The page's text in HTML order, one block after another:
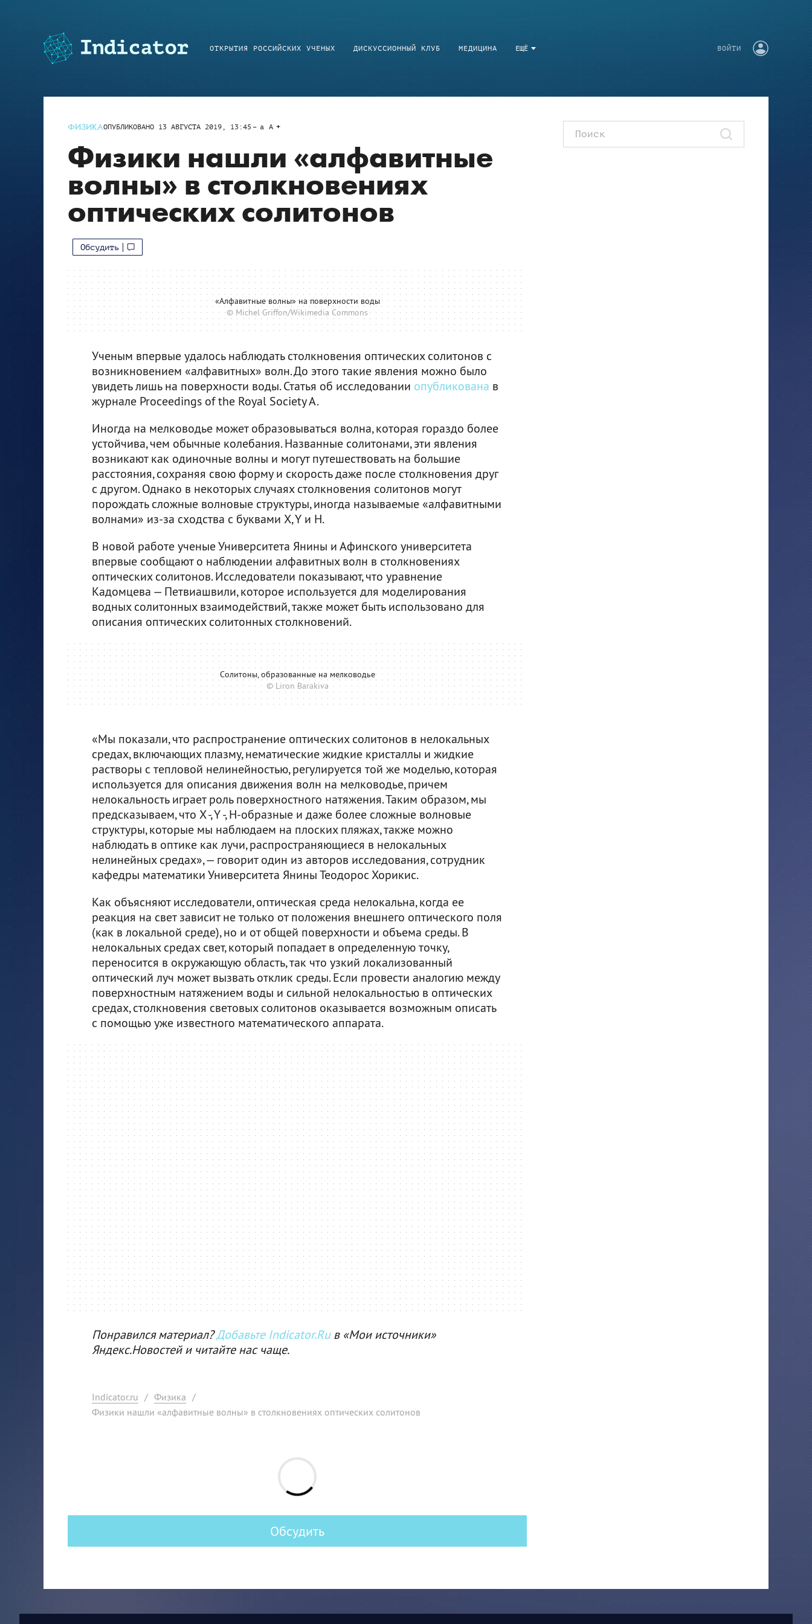
ЕЩЁ
ОТКРЫТИЯ РОССИЙСКИХ УЧЕНЫХ ДИСКУССИОННЫЙ КЛУБ МЕДИЦИНА ВОЙТИ
ФИЗИКАОПУБЛИКОВАНО 13 АВГУСТА 2019, 13:45 a A
Физики нашли «алфавитные
волны» в столкновениях
оптических солитонов
Обсудить
«Алфавитные волны» на поверхности воды
© Michel Griffon/Wikimedia Commons
Ученым впервые удалось наблюдать столкновения оптических солитонов с
возникновением «алфавитных» волн. До этого такие явления можно было
увидеть лишь на поверхности воды. Статья об исследовании опубликована в
журнале Proceedings of the Royal Society A.
Иногда на мелководье может образовываться волна, которая гораздо более
устойчива, чем обычные колебания. Названные солитонами, эти явления
возникают как одиночные волны и могут путешествовать на большие
расстояния, сохраняя свою форму и скорость даже после столкновения друг
с другом. Однако в некоторых случаях столкновения солитонов могут
порождать сложные волновые структуры, иногда называемые «алфавитными
волнами» из-за сходства с буквами X, Y и H.
В новой работе ученые Университета Янины и Афинского университета
впервые сообщают о наблюдении алфавитных волн в столкновениях
оптических солитонов. Исследователи показывают, что уравнение
Кадомцева — Петвиашвили, которое используется для моделирования
водных солитонных взаимодействий, также может быть использовано для
описания оптических солитонных столкновений.
Солитоны, образованные на мелководье
© Liron Barakiva
«Мы показали, что распространение оптических солитонов в нелокальных
средах, включающих плазму, нематические жидкие кристаллы и жидкие
растворы с тепловой нелинейностью, регулируется той же моделью, которая
используется для описания движения волн на мелководье, причем
нелокальность играет роль поверхностного натяжения. Таким образом, мы
предсказываем, что X -, Y -, H-образные и даже более сложные волновые
структуры, которые мы наблюдаем на плоских пляжах, также можно
наблюдать в оптике как лучи, распространяющиеся в нелокальных
нелинейных средах», — говорит один из авторов исследования, сотрудник
кафедры математики Университета Янины Теодорос Хорикис.
Как объясняют исследователи, оптическая среда нелокальна, когда ее
реакция на свет зависит не только от положения внешнего оптического поля
(как в локальной среде), но и от общей поверхности и объема среды. В
нелокальных средах свет, который попадает в определенную точку,
переносится в окружающую область, так что узкий локализованный
оптический луч может вызвать отклик среды. Если провести аналогию между
поверхностным натяжением воды и сильной нелокальностью в оптических
средах, столкновения световых солитонов оказывается возможным описать
с помощью уже известного математического аппарата.
Понравился материал?Добавьте Indicator.Ruв «Мои источники»
Яндекс.Новостей и читайте нас чаще.
Indicator.ru / Физика /
Физики нашли «алфавитные волны» в столкновениях оптических солитонов
Обсудить